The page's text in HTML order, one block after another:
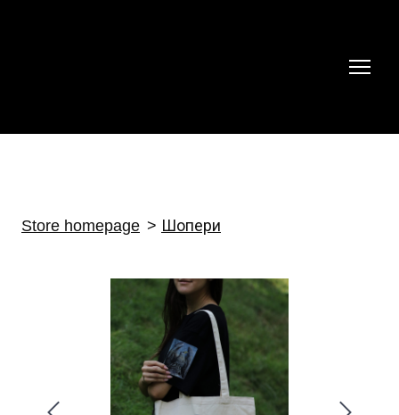
Store homepage Шопери